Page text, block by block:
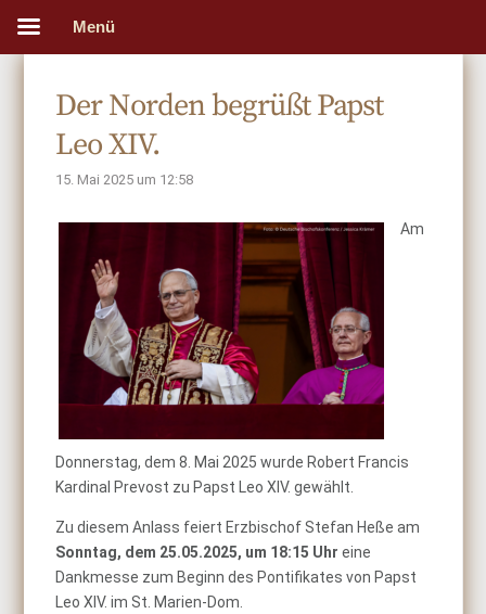
Der Norden begrüßt Papst
Leo XIV.
15. Mai 2025 um 12:58
Am
Donnerstag, dem 8. Mai 2025 wurde Robert Francis
Kardinal Prevost zu Papst Leo XIV. gewählt.
Zu diesem Anlass feiert Erzbischof Stefan Heße am
Sonntag, dem 25.05.2025, um 18:15 Uhr eine
Dankmesse zum Beginn des Pontifikates von Papst
Leo XIV.im St. Marien-Dom.
Menü